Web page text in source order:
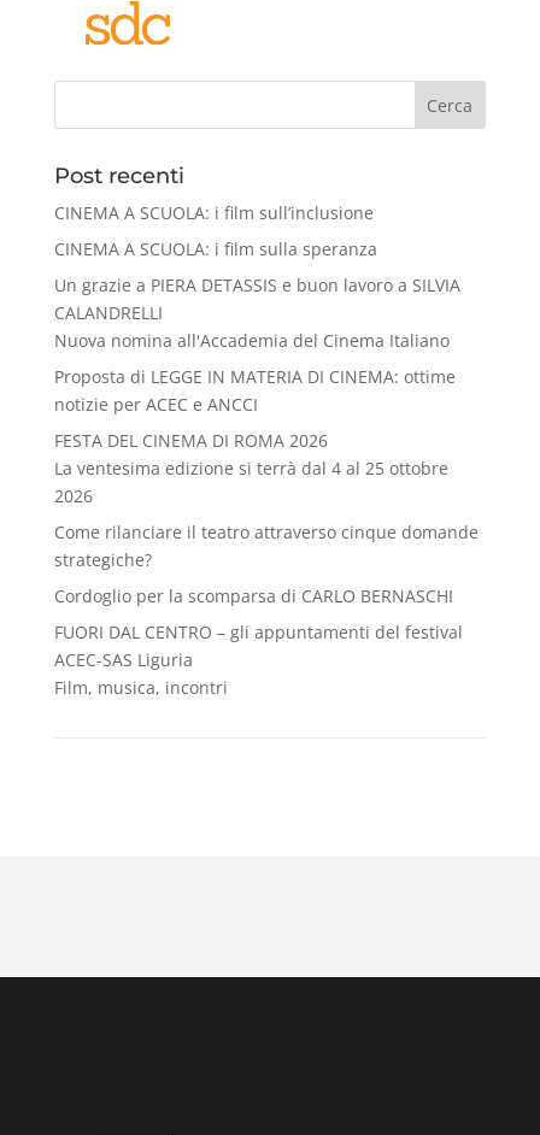
Cerca
Post recenti
CINEMA A SCUOLA: i film sull’inclusione
CINEMA A SCUOLA: i film sulla speranza
Un grazie a PIERA DETASSIS e buon lavoro a SILVIA
CALANDRELLI
Nuova nomina all'Accademia del Cinema Italiano
Proposta di LEGGE IN MATERIA DI CINEMA: ottime
notizie per ACEC e ANCCI
FESTA DEL CINEMA DI ROMA 2026
La ventesima edizione si terrà dal 4 al 25 ottobre
2026
Come rilanciare il teatro attraverso cinque domande
strategiche?
Cordoglio per la scomparsa di CARLO BERNASCHI
FUORI DAL CENTRO – gli appuntamenti del festival
ACEC-SAS Liguria
Film, musica, incontri